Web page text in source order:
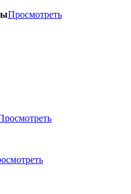
Просмотреть